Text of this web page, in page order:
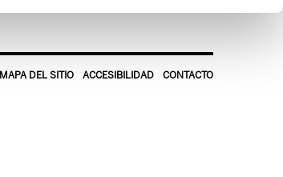
MAPA DEL SITIO ACCESIBILIDAD CONTACTO